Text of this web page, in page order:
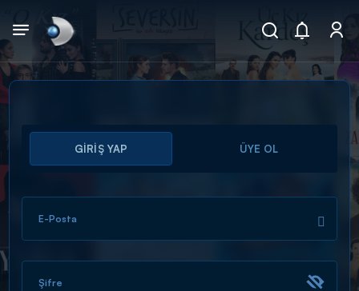
Arama
ARAMA SONUÇLARI
GİRİŞ YAP ÜYE OL
E-Posta
Şifre